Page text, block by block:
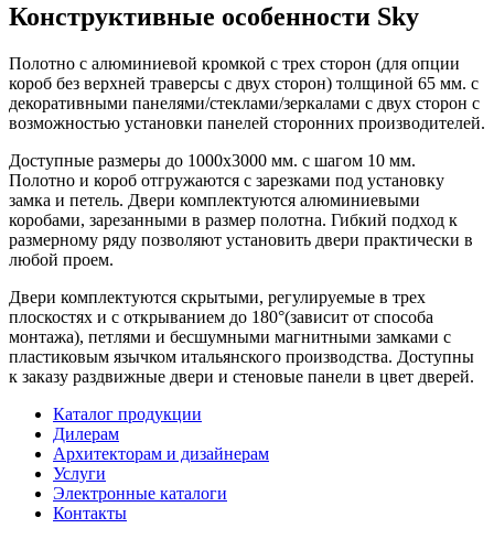
Конструктивные особенности Sky
Полотно с алюминиевой кромкой с трех сторон (для опции
короб без верхней траверсы с двух сторон) толщиной 65 мм. с
декоративными панелями/стеклами/зеркалами с двух сторон с
возможностью установки панелей сторонних производителей.
Доступные размеры до 1000х3000 мм. с шагом 10 мм.
Полотно и короб отгружаются с зарезками под установку
замка и петель. Двери комплектуются алюминиевыми
коробами, зарезанными в размер полотна. Гибкий подход к
размерному ряду позволяют установить двери практически в
любой проем.
Двери комплектуются скрытыми, регулируемые в трех
плоскостях и с открыванием до 180°(зависит от способа
монтажа), петлями и бесшумными магнитными замками с
пластиковым язычком итальянского производства. Доступны
к заказу раздвижные двери и стеновые панели в цвет дверей.
Каталог продукции
Дилерам
Архитекторам и дизайнерам
Услуги
Электронные каталоги
Контакты